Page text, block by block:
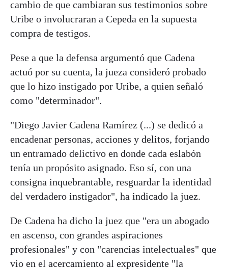
cambio de que cambiaran sus testimonios sobre
Uribe o involucraran a Cepeda en la supuesta
compra de testigos.
Pese a que la defensa argumentó que Cadena
actuó por su cuenta, la jueza consideró probado
que lo hizo instigado por Uribe, a quien señaló
como "determinador".
"Diego Javier Cadena Ramírez (...) se dedicó a
encadenar personas, acciones y delitos, forjando
un entramado delictivo en donde cada eslabón
tenía un propósito asignado. Eso sí, con una
consigna inquebrantable, resguardar la identidad
del verdadero instigador", ha indicado la juez.
De Cadena ha dicho la juez que "era un abogado
en ascenso, con grandes aspiraciones
profesionales" y con "carencias intelectuales" que
vio en el acercamiento al expresidente "la